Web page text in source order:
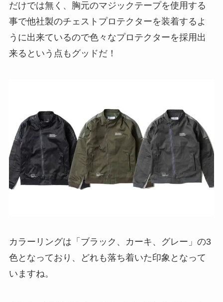
だけでは無く、胸元のマジックテープを使用する
事で他社製のチェストプロテクターを装着するよ
うに出来ているので色々なプロテクターを採用出
来るという点もグッドだ！
カラーリングは「ブラック、カーキ、グレー」の3
色となっており、どれも落ち着いた印象となって
いますね。